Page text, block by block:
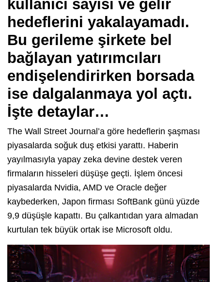
kullanıcı sayısı ve gelir
hedeflerini yakalayamadı.
Bu gerileme şirkete bel
bağlayan yatırımcıları
endişelendirirken borsada
ise dalgalanmaya yol açtı.
İşte detaylar…
The Wall Street Journal’a göre hedeflerin şaşması
piyasalarda soğuk duş etkisi yarattı. Haberin
yayılmasıyla yapay zeka devine destek veren
firmaların hisseleri düşüşe geçti. İşlem öncesi
piyasalarda Nvidia, AMD ve Oracle değer
kaybederken, Japon firması SoftBank günü yüzde
9,9 düşüşle kapattı. Bu çalkantıdan yara almadan
kurtulan tek büyük ortak ise Microsoft oldu.